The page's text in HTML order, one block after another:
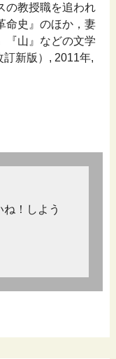
の教授職を追われ
命史』のほか，妻
『山』などの文学
新版）, 2011年,
！しよう